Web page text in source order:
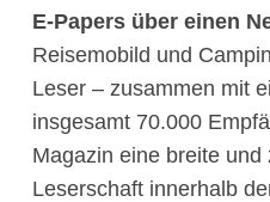
E-Papers über einen
Reisemobild und
Leser – zusammen mit
insgesamt 70.000
Magazin eine breite und
Leserschaft innerhalb